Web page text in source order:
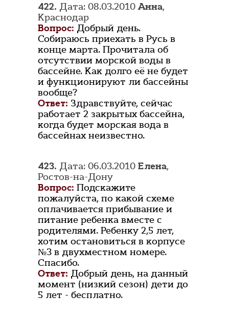
422. Дата: 08.03.2010Анна,
Краснодар
Вопрос: Добрый день.
Собираюсь приехать в Русь в
конце марта. Прочитала об
отсутствии морской воды в
бассейне. Как долго её не будет
и функционируют ли бассейны
вообще?
Ответ: Здравствуйте, сейчас
работает 2 закрытых бассейна,
когда будет морская вода в
бассейнах неизвестно.
423. Дата: 06.03.2010 Елена,
Ростов-на-Дону
Вопрос: Подскажите
пожалуйста, по какой схеме
оплачивается прибывание и
питание ребенка вместе с
родителями. Ребенку 2,5 лет,
хотим остановиться в корпусе
№3 в двухместном номере.
Спасибо.
Ответ: Добрый день, на данный
момент (низкий сезон) дети до
5 лет - бесплатно.